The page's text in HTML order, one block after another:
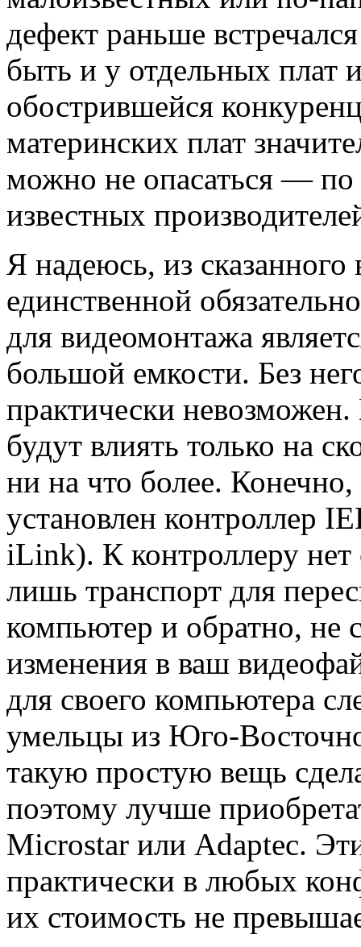
дефект раньше
быть и у отдельных плат
обострившейся
материнских плат
можно не опасаться — по
известных
Я надеюсь, из
единственной
для видеомонтажа
большой емкости. Без
практически
будут влиять только на
ни на что более.
установлен контроллер
iLink). К контроллеру нет
лишь транспорт для
компьютер и обратно, не
изменения в ваш
для своего компьютера
умельцы из Юго-
такую простую вещь
поэтому лучше
Microstar или Adaptec.
практически в любых
их стоимость не